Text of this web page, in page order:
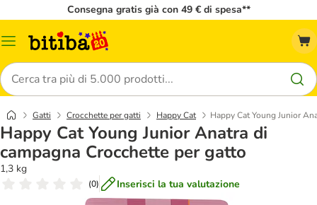
Consegna gratis già con 49 € di spesa**
Overview
Cerca
Gatti Crocchette per gatti Happy Cat Happy Cat Young Junior
Happy Cat Young Junior Anatra di
campagna Crocchette per gatto
1,3 kg
(0) Inserisci la tua valutazione